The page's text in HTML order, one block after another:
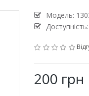
Модель:
200 грн